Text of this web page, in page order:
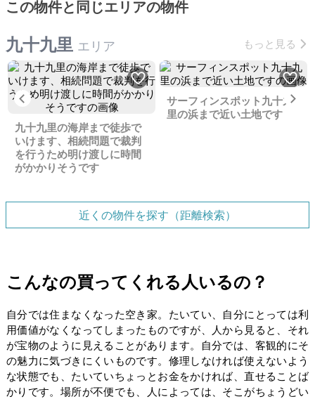
この物件と同じエリアの物件
九十九里 エリア もっと見る
Previous
九十九里の海岸まで徒歩で
いけます、相続問題で裁判
を行うため明け渡しに時間
がかかりそうです
サーフィンスポット九十九
里の浜まで近い土地です
近くの物件を探す（距離検索）
こんなの買ってくれる人いるの？
自分では住まなくなった空き家。たいてい、自分にとっては利
用価値がなくなってしまったものですが、人から見ると、それ
が宝物のように見えることがあります。自分では、客観的にそ
の魅力に気づきにくいものです。修理しなければ使えないよう
な状態でも、たいていちょっとお金をかければ、直せることば
かりです。場所が不便でも、人によっては、そこがちょうどい